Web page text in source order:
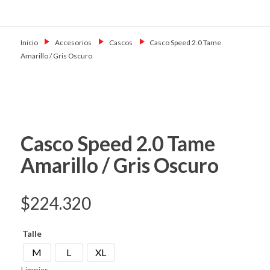
Motoshop
Ezeiza
Inicio→ Accesorios → Cascos →
Casco Speed 2.0 Tame
Amarillo / Gris Oscuro
Casco Speed 2.0 Tame
Amarillo / Gris Oscuro
$224.320
Talle
M L XL